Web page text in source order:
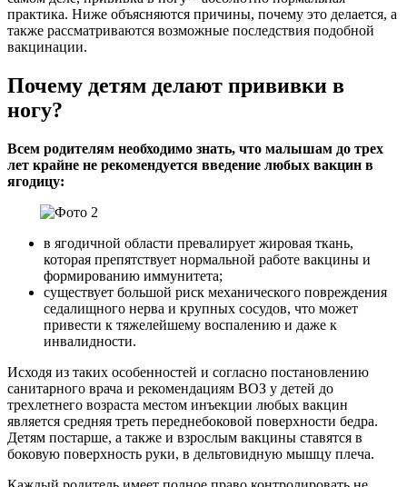
практика. Ниже объясняются причины, почему это делается, а
также рассматриваются возможные последствия подобной
вакцинации.
Почему детям делают прививки в
ногу?
Всем родителям необходимо знать, что малышам до трех
лет крайне не рекомендуется введение любых вакцин в
ягодицу:
в ягодичной области превалирует жировая ткань,
которая препятствует нормальной работе вакцины и
формированию иммунитета;
существует большой риск механического повреждения
седалищного нерва и крупных сосудов, что может
привести к тяжелейшему воспалению и даже к
инвалидности.
Исходя из таких особенностей и согласно постановлению
санитарного врача и рекомендациям ВОЗ у детей до
трехлетнего возраста местом инъекции любых вакцин
является средняя треть переднебоковой поверхности бедра.
Детям постарше, а также и взрослым вакцины ставятся в
боковую поверхность руки, в дельтовидную мышцу плеча.